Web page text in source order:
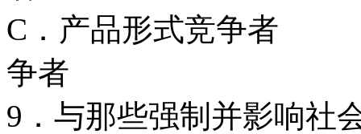
C．产品形式
争者
9．与那些强制并影响社